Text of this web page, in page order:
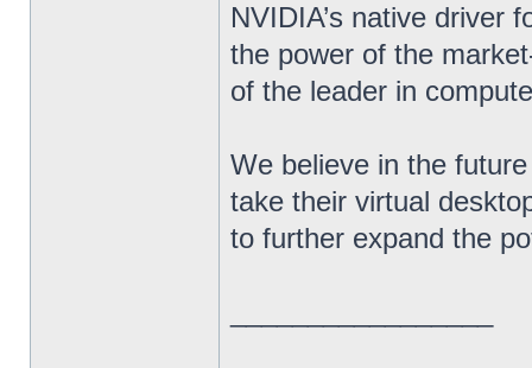
NVIDIA’s native driver
the power of the
of the leader in
We believe in the
take their virtual
to further expand the